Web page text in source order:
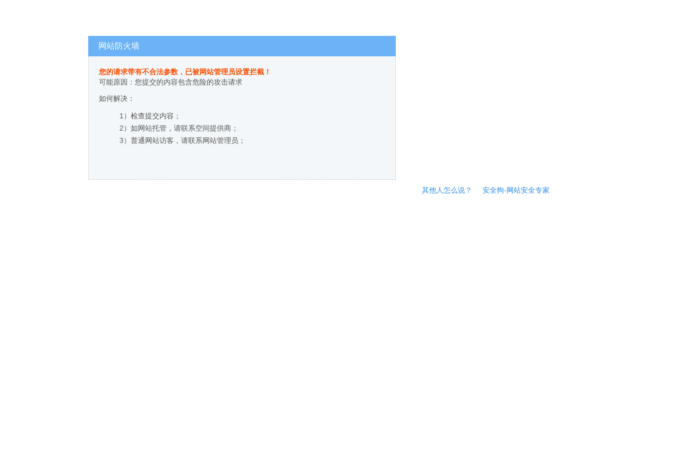
网站防火墙
您的请求带有不合法参数，已被网站管理员设置拦截！
可能原因：您提交的内容包含危险的攻击请求
如何解决：
1）检查提交内容；
2）如网站托管，请联系空间提供商；
3）普通网站访客，请联系网站管理员；
其他人怎么说？ 安全狗-网站安全专家